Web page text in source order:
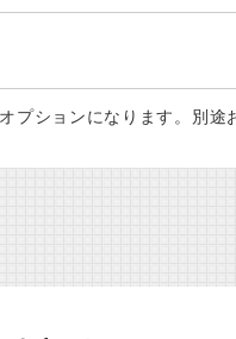
ションになります。別途